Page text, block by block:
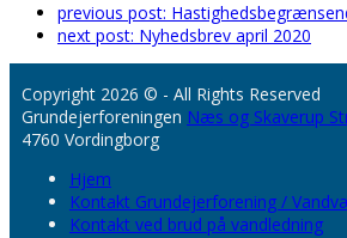
previous post:
next post: Nyhedsbrev april 2020
Copyright 2026 © - All Rights Reserved
Grundejerforeningen Næs og Skaverup
4760 Vordingborg
Hjem
Kontakt Grundejerforening /
Kontakt ved brud på vandledning